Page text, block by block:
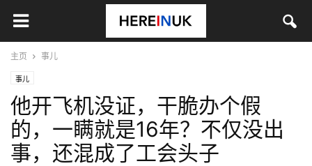
主页 事儿
事儿
他开飞机没证，干脆办个假
的，一瞒就是16年？不仅没出
事，还混成了工会头子